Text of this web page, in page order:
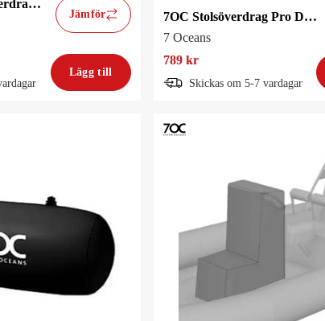
7OC Båtkapell Överdrag 230-300cm
Jämför
Lägg till
7OC Stolsöverdrag Pro Dubbel
7 Oceans
789 kr
Skickas om 5-7 vardagar